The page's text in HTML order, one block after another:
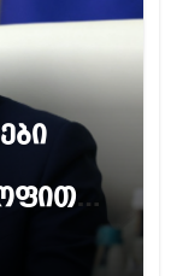
კარი